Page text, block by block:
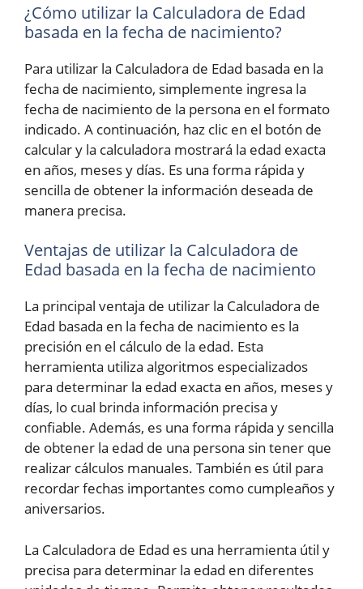
¿Cómo utilizar la Calculadora de Edad
basada en la fecha de nacimiento?
Para utilizar la Calculadora de Edad basada en la
fecha de nacimiento, simplemente ingresa la
fecha de nacimiento de la persona en el formato
indicado. A continuación, haz clic en el botón de
calcular y la calculadora mostrará la edad exacta
en años, meses y días. Es una forma rápida y
sencilla de obtener la información deseada de
manera precisa.
Ventajas de utilizar la Calculadora de
Edad basada en la fecha de nacimiento
La principal ventaja de utilizar la Calculadora de
Edad basada en la fecha de nacimiento es la
precisión en el cálculo de la edad. Esta
herramienta utiliza algoritmos especializados
para determinar la edad exacta en años, meses y
días, lo cual brinda información precisa y
confiable. Además, es una forma rápida y sencilla
de obtener la edad de una persona sin tener que
realizar cálculos manuales. También es útil para
recordar fechas importantes como cumpleaños y
aniversarios.
La Calculadora de Edad es una herramienta útil y
precisa para determinar la edad en diferentes